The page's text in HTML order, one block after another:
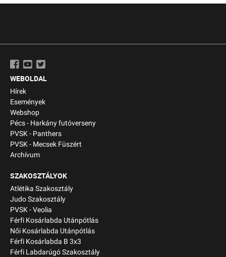
WEBOLDAL
Hírek
Események
Webshop
Pécs - Harkány futóverseny
PVSK - Panthers
PVSK - Mecsek Füszért
Archívum
SZAKOSZTÁLYOK
Atlétika Szakosztály
Judo Szakosztály
PVSK - Veolia
Férfi Kosárlabda Utánpótlás
Női Kosárlabda Utánpótlás
Férfi Kosárlabda B 3x3
Férfi Labdarúgó Szakosztály